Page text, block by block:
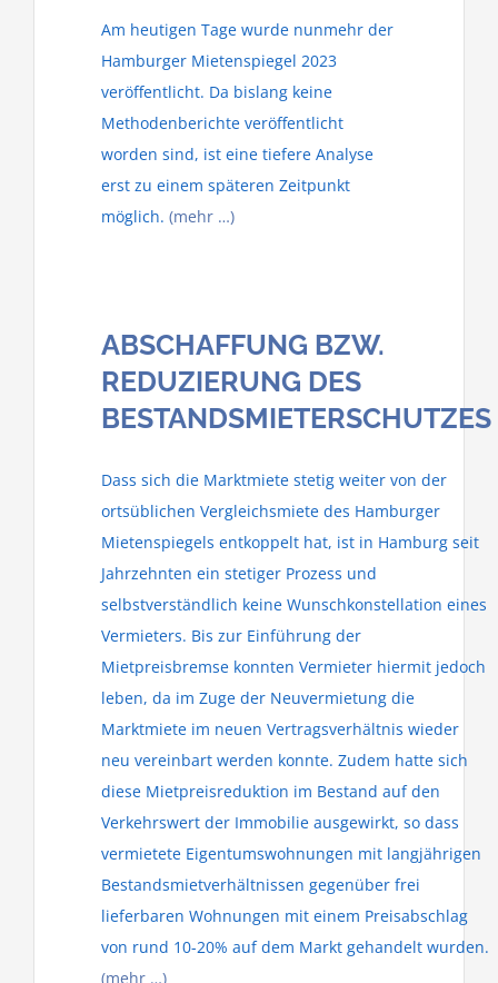
Am heutigen Tage wurde nunmehr der
Hamburger Mietenspiegel 2023
veröffentlicht. Da bislang keine
Methodenberichte veröffentlicht
worden sind, ist eine tiefere Analyse
erst zu einem späteren Zeitpunkt
möglich. (mehr …)
ABSCHAFFUNG BZW.
REDUZIERUNG DES
BESTANDSMIETERSCHUTZES
Dass sich die Marktmiete stetig weiter von der
ortsüblichen Vergleichsmiete des Hamburger
Mietenspiegels entkoppelt hat, ist in Hamburg seit
Jahrzehnten ein stetiger Prozess und
selbstverständlich keine Wunschkonstellation eines
Vermieters. Bis zur Einführung der
Mietpreisbremse konnten Vermieter hiermit jedoch
leben, da im Zuge der Neuvermietung die
Marktmiete im neuen Vertragsverhältnis wieder
neu vereinbart werden konnte. Zudem hatte sich
diese Mietpreisreduktion im Bestand auf den
Verkehrswert der Immobilie ausgewirkt, so dass
vermietete Eigentumswohnungen mit langjährigen
Bestandsmietverhältnissen gegenüber frei
lieferbaren Wohnungen mit einem Preisabschlag
von rund 10-20% auf dem Markt gehandelt wurden.
(mehr …)